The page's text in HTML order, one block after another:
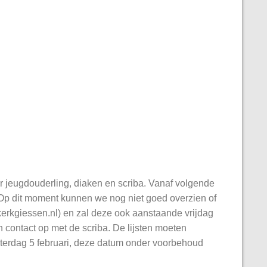
diaken en scriba. Vanaf volgende
dit moment kunnen we nog niet goed overzien of
en zal deze ook aanstaande vrijdag
op met de scriba. De lijsten moeten
5 februari, deze datum onder voorbehoud